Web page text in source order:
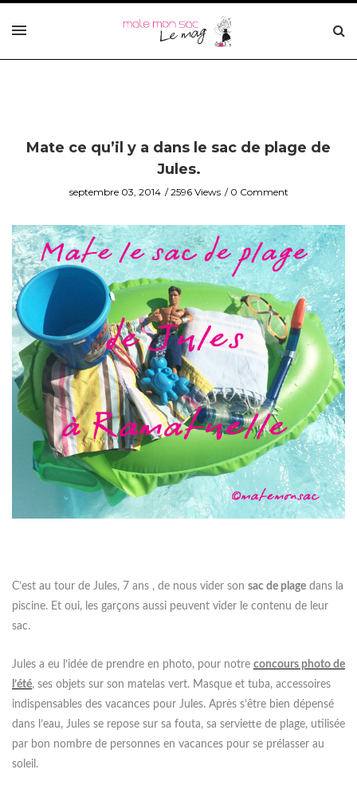
Mate ce qu’il y a dans le sac de plage de
Jules.
septembre 03, 2014 2596 Views 0 Comment
C’est au tour de Jules, 7 ans , de nous vider son sac de plage dans la
piscine. Et oui, les garçons aussi peuvent vider le contenu de leur
sac.
Jules a eu l’idée de prendre en photo, pour notre concours photo de
l’été, ses objets sur son matelas vert. Masque et tuba, accessoires
indispensables des vacances pour Jules. Après s’être bien dépensé
dans l’eau, Jules se repose sur sa fouta, sa serviette de plage, utilisée
par bon nombre de personnes en vacances pour se prélasser au
soleil.